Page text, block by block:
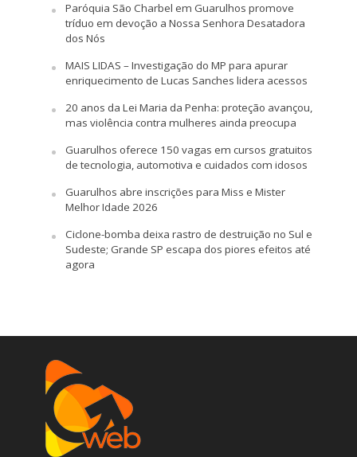
Paróquia São Charbel em Guarulhos promove
tríduo em devoção a Nossa Senhora Desatadora
dos Nós
MAIS LIDAS – Investigação do MP para apurar
enriquecimento de Lucas Sanches lidera acessos
20 anos da Lei Maria da Penha: proteção avançou,
mas violência contra mulheres ainda preocupa
Guarulhos oferece 150 vagas em cursos gratuitos
de tecnologia, automotiva e cuidados com idosos
Guarulhos abre inscrições para Miss e Mister
Melhor Idade 2026
Ciclone-bomba deixa rastro de destruição no Sul e
Sudeste; Grande SP escapa dos piores efeitos até
agora